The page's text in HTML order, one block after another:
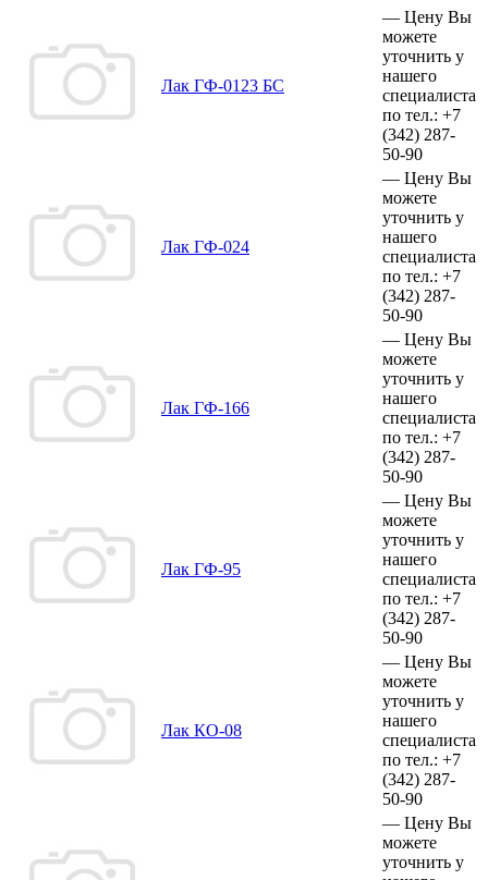
Лак ГФ-0123 БС
— Цену Вы
можете
уточнить у
нашего
специалиста
по тел.: +7
(342) 287-
50-90
Лак ГФ-024
— Цену Вы
можете
уточнить у
нашего
специалиста
по тел.: +7
(342) 287-
50-90
Лак ГФ-166
— Цену Вы
можете
уточнить у
нашего
специалиста
по тел.: +7
(342) 287-
50-90
Лак ГФ-95
— Цену Вы
можете
уточнить у
нашего
специалиста
по тел.: +7
(342) 287-
50-90
Лак КО-08
— Цену Вы
можете
уточнить у
нашего
специалиста
по тел.: +7
(342) 287-
50-90
— Цену Вы
можете
уточнить у